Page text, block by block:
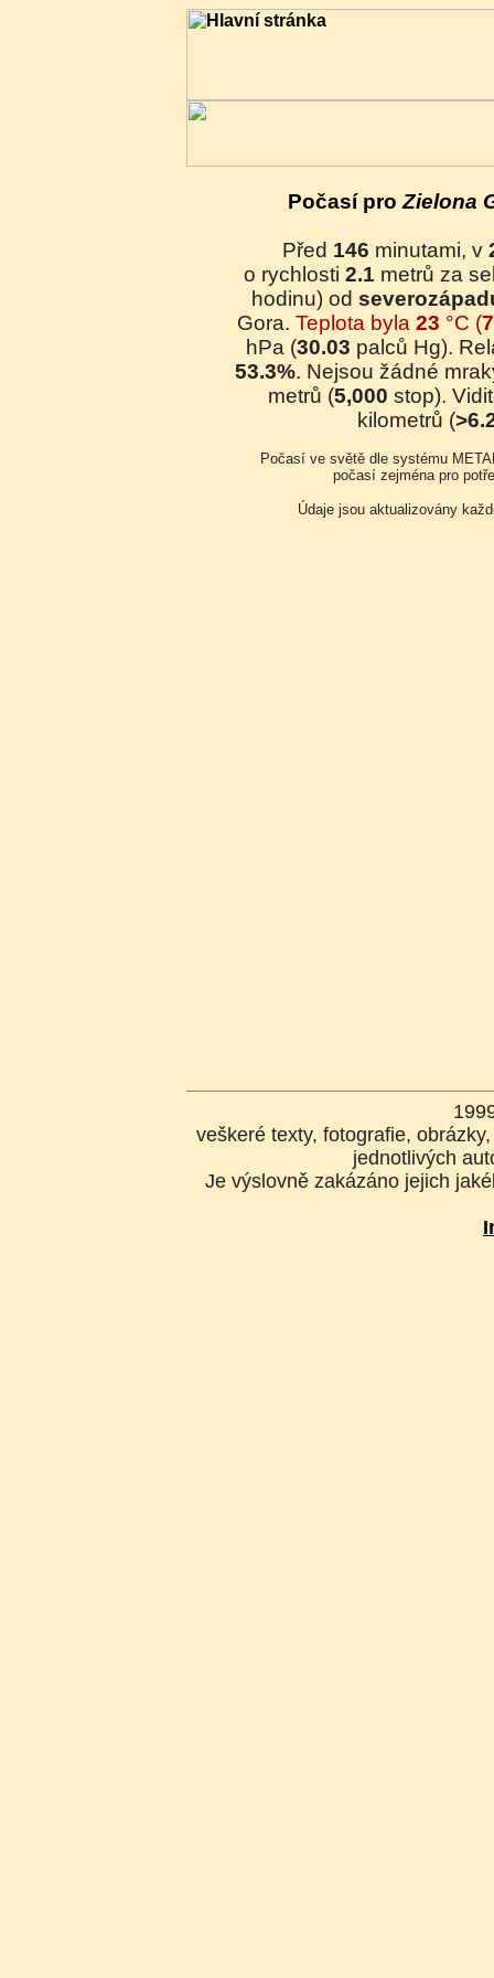
Počasí proZielona
Před 146 minutami, v
o rychlosti 2.1 metrů za
hodinu) od
Gora. Teplota byla 23 °C (
hPa (30.03 palců Hg).
53.3%. Nejsou žádné
metrů (5,000 stop).
kilometrů (
Počasí ve světě dle systému METAR (celosvětová síť monitorování
počasí zejména pro
Údaje jsou aktualizovány
veškeré texty, fotografie,
jednotlivých
Je výslovně zakázáno jejich